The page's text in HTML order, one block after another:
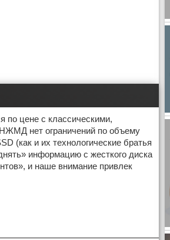
по цене с классическими,
нет ограничений по объему
(как и их технологические братья
информацию с жесткого диска
и наше внимание привлек